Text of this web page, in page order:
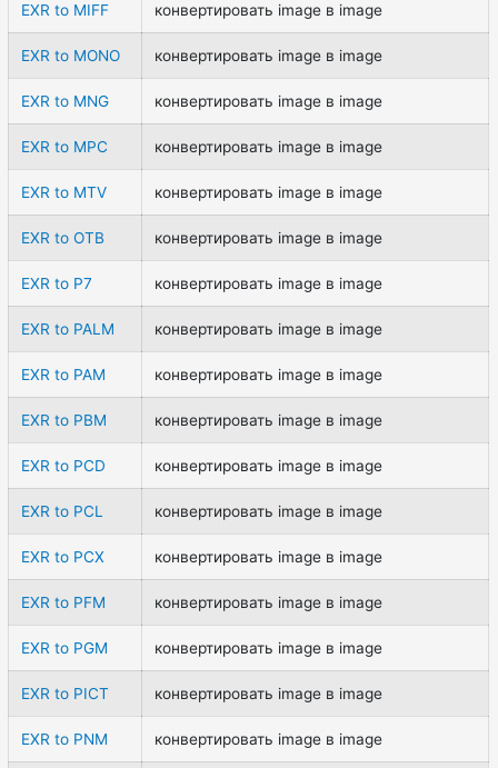
EXR to MIFF конвертировать image в image
EXR to MONO конвертировать image в image
EXR to MNG конвертировать image в image
EXR to MPC конвертировать image в image
EXR to MTV конвертировать image в image
EXR to OTB конвертировать image в image
EXR to P7 конвертировать image в image
EXR to PALM конвертировать image в image
EXR to PAM конвертировать image в image
EXR to PBM конвертировать image в image
EXR to PCD конвертировать image в image
EXR to PCL конвертировать image в image
EXR to PCX конвертировать image в image
EXR to PFM конвертировать image в image
EXR to PGM конвертировать image в image
EXR to PICT конвертировать image в image
EXR to PNM конвертировать image в image